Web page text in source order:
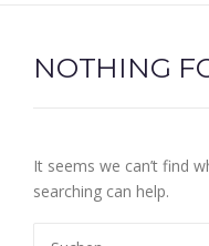
NOTHING
It seems we can’t find
searching can help.